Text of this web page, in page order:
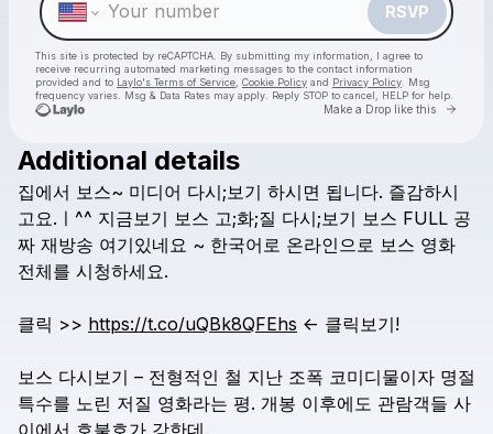
RSVP
This site is protected by reCAPTCHA. By submitting my information, I agree to
receive recurring automated marketing messages to the contact information
provided and to Laylo's Terms of Service Cookie Policy and Privacy Policy . Msg
frequency varies. Msg & Data Rates may apply. Reply STOP to cancel, HELP for help.
Make a Drop like this Go
Check your texts
Additional details
집에서 보스~ 미디어 다시;보기 하시면 됩니다. 즐감하시
고요.ㅣ^^ 지금보기 보스 고;화;질 다시;보기 보스 FULL 공
짜 재방송 여기있네요 ~ 한국어로 온라인으로 보스 영화
전체를 시청하세요.
클릭 >> https://t.co/uQBk8QFEhs <- 클릭보기!
보스 다시보기 – 전형적인 철 지난 조폭 코미디물이자 명절
특수를 노린 저질 영화라는 평. 개봉 이후에도 관람객들 사
이에서 호불호가 강한데.